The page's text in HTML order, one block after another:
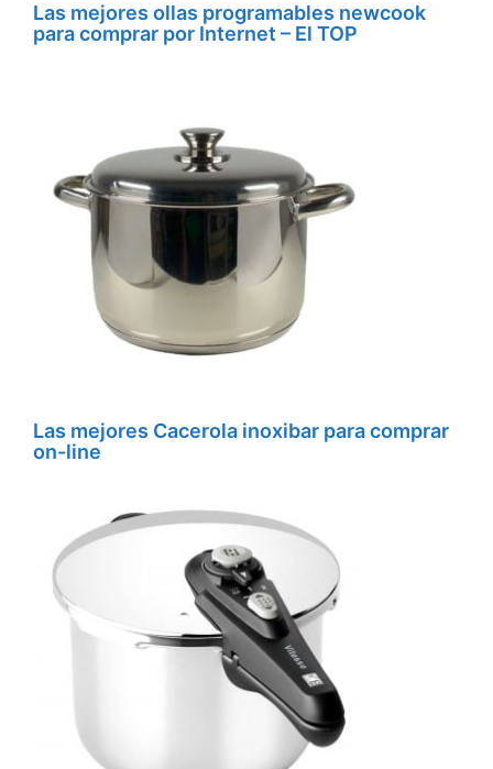
Las mejores ollas programables newcook
para comprar por Internet – El TOP
Las mejores Cacerola inoxibar para comprar
on-line